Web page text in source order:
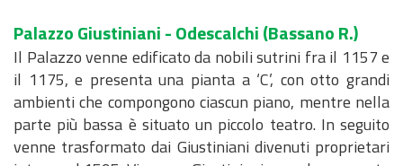
Palazzo Giustiniani - Odescalchi(Bassano R.)
Il Palazzo venne edificato da nobili sutrini fra il 1157 e
il 1175, e presenta una pianta a ‘C’, con otto grandi
ambienti che compongono ciascun piano, mentre nella
parte più bassa è situato un piccolo teatro. In seguito
venne trasformato dai Giustiniani divenuti proprietari